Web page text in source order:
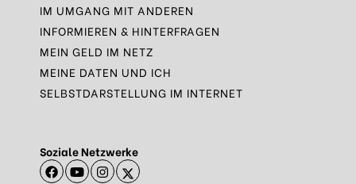
IM UMGANG MIT ANDEREN
INFORMIEREN & HINTERFRAGEN
MEIN GELD IM NETZ
MEINE DATEN UND ICH
SELBSTDARSTELLUNG IM INTERNET
Soziale Netzwerke